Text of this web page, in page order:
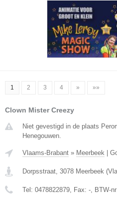
1 2 3 4 » »»
Clown Mister Creezy
Niet gevestigd in de plaats
Henegouwen.
Vlaams-Brabant » Meerbeek
Dorpsstraat, 3078 Meerbeek (
Tel: 0478822879, Fax: -, BTW-